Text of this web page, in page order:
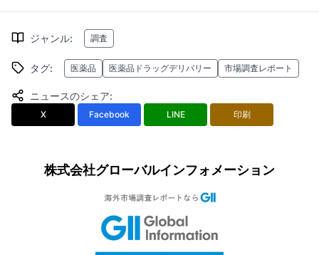
ジャンル: 調査
タグ: 医薬品 医薬品ドラッグデリバリー 市場調査レポート
ニュースのシェア:
X Facebook LINE 印刷
株式会社グローバルインフォメーション